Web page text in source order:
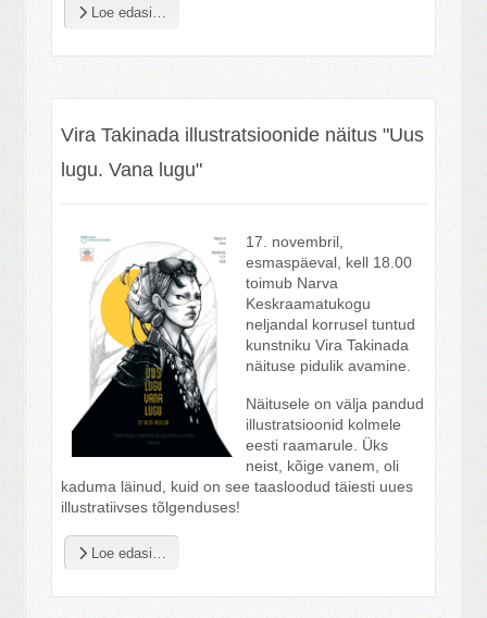
Loe edasi…
Vira Takinada illustratsioonide näitus "Uus
lugu. Vana lugu"
17. novembril,
esmaspäeval, kell 18.00
toimub Narva
Keskraamatukogu
neljandal korrusel tuntud
kunstniku Vira Takinada
näituse pidulik avamine.
Näitusele on välja pandud
illustratsioonid kolmele
eesti raamarule. Üks
neist, kõige vanem, oli
kaduma läinud, kuid on see taasloodud täiesti uues
illustratiivses tõlgenduses!
Loe edasi…